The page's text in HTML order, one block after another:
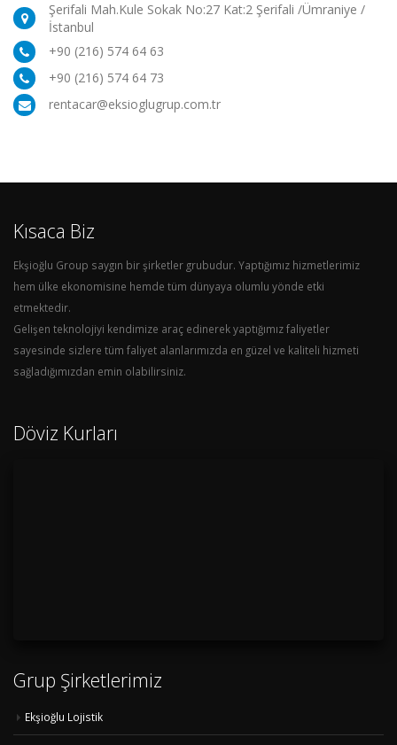
Şerifali Mah.Kule Sokak No:27 Kat:2 Şerifali /Ümraniye /
İstanbul
+90 (216) 574 64 63
+90 (216) 574 64 73
rentacar@eksioglugrup.com.tr
Kısaca Biz
Ekşioğlu Group saygın bir şirketler grubudur. Yaptığımız hizmetlerimiz
hem ülke ekonomisine hemde tüm dünyaya olumlu yönde etki
etmektedir.
Gelişen teknolojiyi kendimize araç edinerek yaptığımız faliyetler
sayesinde sizlere tüm faliyet alanlarımızda en güzel ve kaliteli hizmeti
sağladığımızdan emin olabilirsiniz.
Döviz Kurları
Grup Şirketlerimiz
Ekşioğlu Lojistik